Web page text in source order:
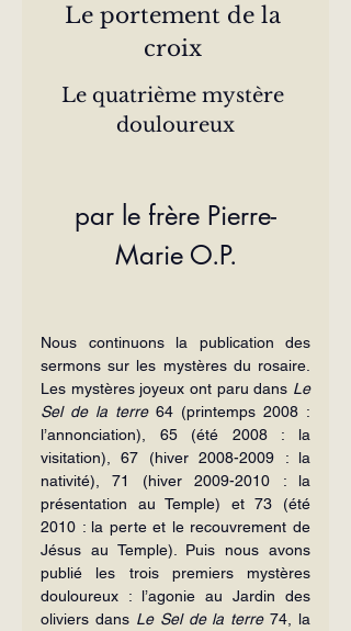
Le portement de la
croix
Le quatrième mystère
douloureux
par le frère Pierre-
Marie O.P.
Nous continuons la publication des
sermons sur les mystères du rosaire.
Les mystères joyeux ont paru dans Le
Sel de la terre 64 (printemps 2008 :
l’annonciation), 65 (été 2008 : la
visitation), 67 (hiver 2008-2009 : la
nativité), 71 (hiver 2009-2010 : la
présentation au Temple) et 73 (été
2010 : la perte et le recouvrement de
Jésus au Temple). Puis nous avons
publié les trois premiers mystères
douloureux : l’agonie au Jardin des
oliviers dans Le Sel de la terre 74, la